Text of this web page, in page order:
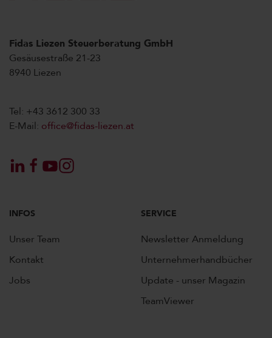
Fidas Liezen Steuerberatung GmbH
Gesäusestraße 21-23
8940 Liezen
Tel: +43 3612 300 33
E-Mail: office@fidas-liezen.at
INFOS
Unser Team
Kontakt
Jobs
SERVICE
Newsletter Anmeldung
Unternehmerhandbücher
Update - unser Magazin
TeamViewer